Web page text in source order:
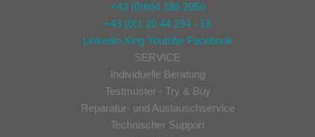
+43 (0)664 186 2056
+43 (0)1 20 44 294 - 18
Linkedin Xing Youtube Facebook
SERVICE
Individuelle Beratung
Testmuster - Try & Buy
Reparatur- und Austauschservice
Technischer Support